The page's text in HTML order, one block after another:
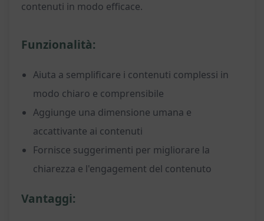
contenuti in modo efficace.
Funzionalità:
Aiuta a semplificare i contenuti complessi in
modo chiaro e comprensibile
Aggiunge una dimensione umana e
accattivante ai contenuti
Fornisce suggerimenti per migliorare la
chiarezza e l'engagement del contenuto
Vantaggi: